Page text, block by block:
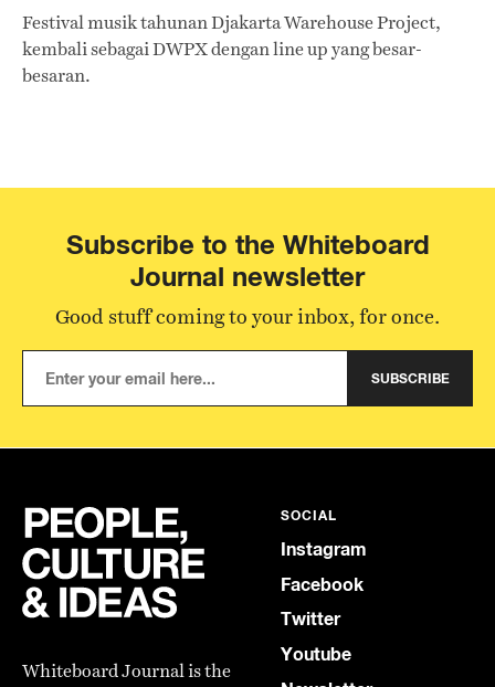
Festival musik tahunan Djakarta Warehouse Project,
kembali sebagai DWPX dengan line up yang besar-
besaran.
Subscribe to the Whiteboard
Journal newsletter
Good stuff coming to your inbox, for once.
SUBSCRIBE
Whiteboard Journal is the
SOCIAL
Instagram
Facebook
Twitter
Youtube